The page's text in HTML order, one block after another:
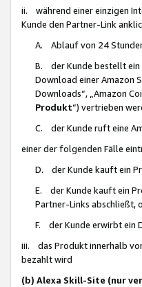
ii. während einer einzigen
Kunde den Partner-Link
A. Ablauf von 24
B. der Kunde bestellt ein
Download einer Amazon
Downloads“, „Amazon
Produkt“) vertrieben
C. der Kunde ruft eine
einer der folgenden Fälle
D. der Kunde kauft ein
E. der Kunde kauft ein
Partner-Links abschließt,
F. der Kunde erwirbt ein
iii. das Produkt innerhalb
bezahlt wird
(b) Alexa Skill-Site (nur